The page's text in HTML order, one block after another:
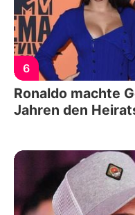
6
Ronaldo machte
Jahren den